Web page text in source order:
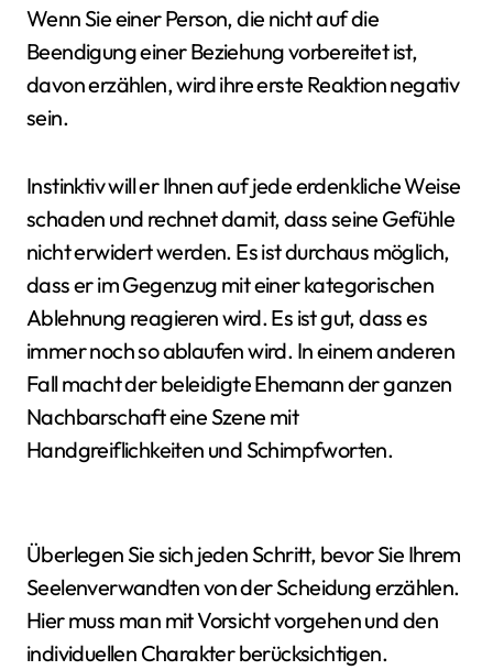
Wenn Sie einer Person, die nicht auf die
Beendigung einer Beziehung vorbereitet ist,
davon erzählen, wird ihre erste Reaktion negativ
sein.
Instinktiv will er Ihnen auf jede erdenkliche Weise
schaden und rechnet damit, dass seine Gefühle
nicht erwidert werden. Es ist durchaus möglich,
dass er im Gegenzug mit einer kategorischen
Ablehnung reagieren wird. Es ist gut, dass es
immer noch so ablaufen wird. In einem anderen
Fall macht der beleidigte Ehemann der ganzen
Nachbarschaft eine Szene mit
Handgreiflichkeiten und Schimpfworten.
Überlegen Sie sich jeden Schritt, bevor Sie Ihrem
Seelenverwandten von der Scheidung erzählen.
Hier muss man mit Vorsicht vorgehen und den
individuellen Charakter berücksichtigen.